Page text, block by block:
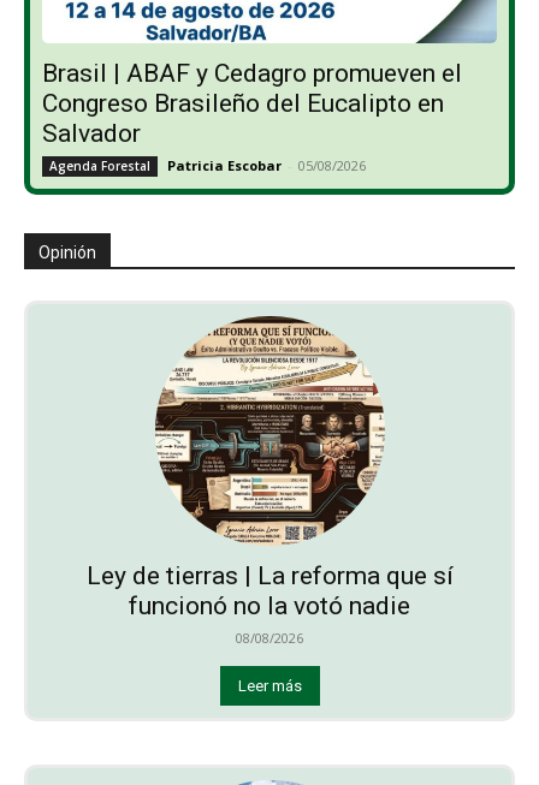
Brasil | ABAF y Cedagro promueven el
Congreso Brasileño del Eucalipto en
Salvador
Agenda Forestal Patricia Escobar - 05/08/2026
Opinión
Ley de tierras | La reforma que sí
funcionó no la votó nadie
08/08/2026
Leer más